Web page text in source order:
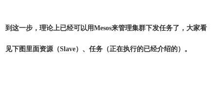
到这一步，理论上已经可以用Mesos来管理集群下发任务了，大家看
见下图里面资源（Slave）、任务（正在执行的已经介绍的）。